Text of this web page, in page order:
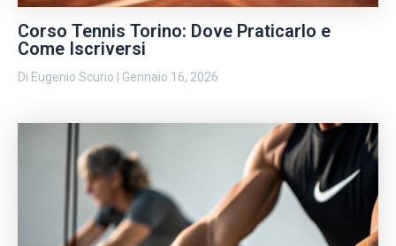
Corso Tennis Torino: Dove Praticarlo e
Come Iscriversi
Di Eugenio Scurio Gennaio 16, 2026